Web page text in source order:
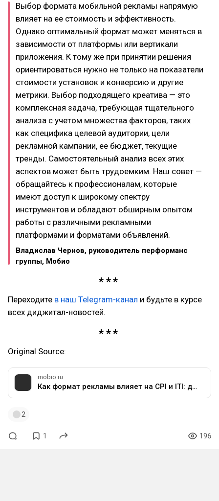
Выбор формата мобильной рекламы напрямую
влияет на ее стоимость и эффективность.
Однако оптимальный формат может меняться в
зависимости от платформы или вертикали
приложения. К тому же при принятии решения
ориентироваться нужно не только на показатели
стоимости установок и конверсию и другие
метрики. Выбор подходящего креатива — это
комплексная задача, требующая тщательного
анализа с учетом множества факторов, таких
как специфика целевой аудитории, цели
рекламной кампании, ее бюджет, текущие
тренды. Самостоятельный анализ всех этих
аспектов может быть трудоемким. Наш совет —
обращайтесь к профессионалам, которые
имеют доступ к широкому спектру
инструментов и обладают обширным опытом
работы с различными рекламными
платформами и форматами объявлений.
Владислав Чернов, руководитель перформанс
группы, Мобио
Переходите в наш Telegram-канал и будьте в курсе
всех диджитал-новостей.
Original Source:
mobio.ru
Как формат рекламы влияет на CPI и ITI: данные Liftoff 2024
2
1 196